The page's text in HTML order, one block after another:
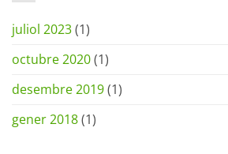
juliol 2023(1)
octubre 2020(1)
desembre 2019(1)
gener 2018(1)